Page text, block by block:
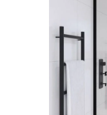
PRÍSLUŠENSTVO K
NÁHRADNÉ DIELY